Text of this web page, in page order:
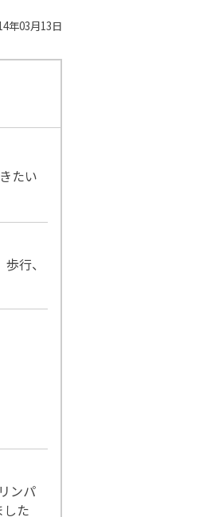
年03月13日
たい
行、
ンパ
た